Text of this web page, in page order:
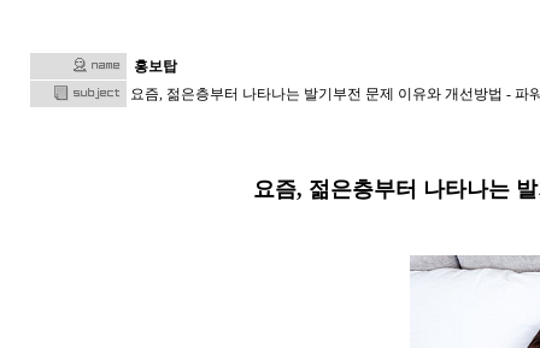
홍보탑
요즘, 젊은층부터 나타나는 발기부전 문제 이유와 개선방법 - 파
요즘, 젊은층부터 나타나는